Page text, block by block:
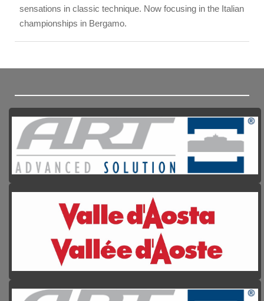
sensations in classic technique. Now focusing in the Italian
championships in Bergamo.